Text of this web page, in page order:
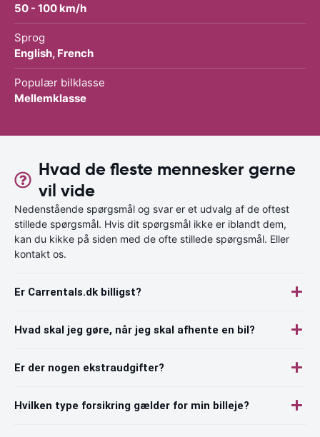
50 - 100 km/h
Sprog
English, French
Populær bilklasse
Mellemklasse
Hvad de fleste mennesker gerne
vil vide
Nedenstående spørgsmål og svar er et udvalg af de oftest
stillede spørgsmål. Hvis dit spørgsmål ikke er iblandt dem,
kan du kikke på siden med de ofte stillede spørgsmål. Eller
kontakt os.
Er Carrentals.dk billigst?
Hvad skal jeg gøre, når jeg skal afhente en bil?
Er der nogen ekstraudgifter?
Hvilken type forsikring gælder for min billeje?